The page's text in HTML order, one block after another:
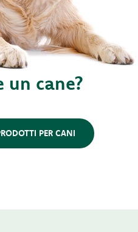
un cane?
PER CANI